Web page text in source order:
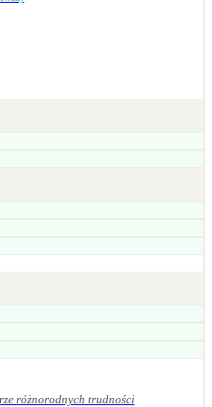
różnorodnych trudności